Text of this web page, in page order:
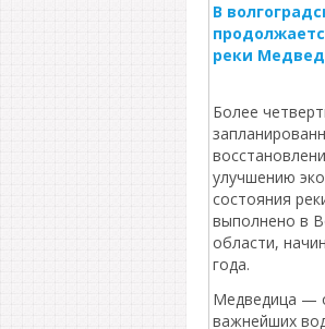
В
реки
Более
улучшению
состояния
выполнено в
области,
года.
Медведица —
важнейших